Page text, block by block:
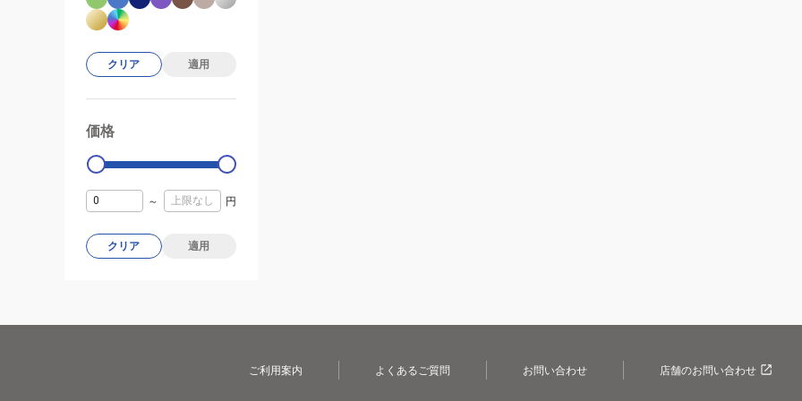
クリア 適用
価格
0
～ 円
クリア 適用
ご利用案内 よくあるご質問 お問い合わせ 店舗のお問い合わせ